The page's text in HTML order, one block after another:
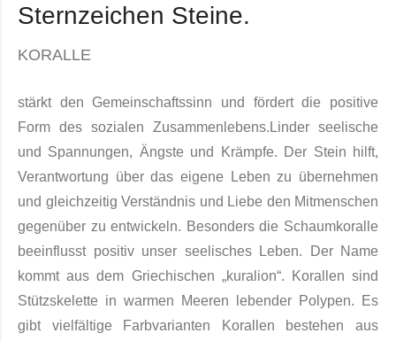
Sternzeichen Steine.
KORALLE
stärkt den Gemeinschaftssinn und fördert die positive
Form des sozialen Zusammenlebens. Linder seelische
und Spannungen, Ängste und Krämpfe. Der Stein hilft,
Verantwortung über das eigene Leben zu übernehmen
und gleichzeitig Verständnis und Liebe den Mitmenschen
gegenüber zu entwickeln. Besonders die Schaumkoralle
beeinflusst positiv unser seelisches Leben. Der Name
kommt aus dem Griechischen „kuralion“. Korallen sind
Stützskelette in warmen Meeren le­bender Polypen. Es
gibt vielfältige Farbvarianten Korallen bestehen aus